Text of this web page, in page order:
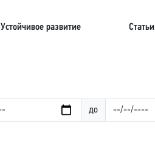
Устойчивое развитие Статьи
до